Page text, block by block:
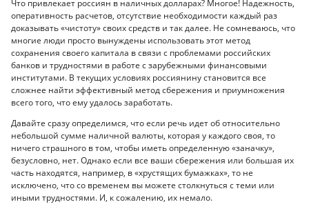
Что привлекает россиян в наличных долларах? Многое! Надежность,
оперативность расчетов, отсутствие необходимости каждый раз
доказывать «чистоту» своих средств и так далее. Не сомневаюсь, что
многие люди просто вынуждены использовать этот метод
сохранения своего капитала в связи с проблемами российских
банков и трудностями в работе с зарубежными финансовыми
институтами. В текущих условиях россиянину становится все
сложнее найти эффективный метод сбережения и приумножения
всего того, что ему удалось заработать.
Давайте сразу определимся, что если речь идет об относительно
небольшой сумме наличной валюты, которая у каждого своя, то
ничего страшного в том, чтобы иметь определенную «заначку»,
безусловно, нет. Однако если все ваши сбережения или большая их
часть находятся, например, в «хрустящих бумажках», то не
исключено, что со временем вы можете столкнуться с теми или
иными трудностями. И, к сожалению, их немало.